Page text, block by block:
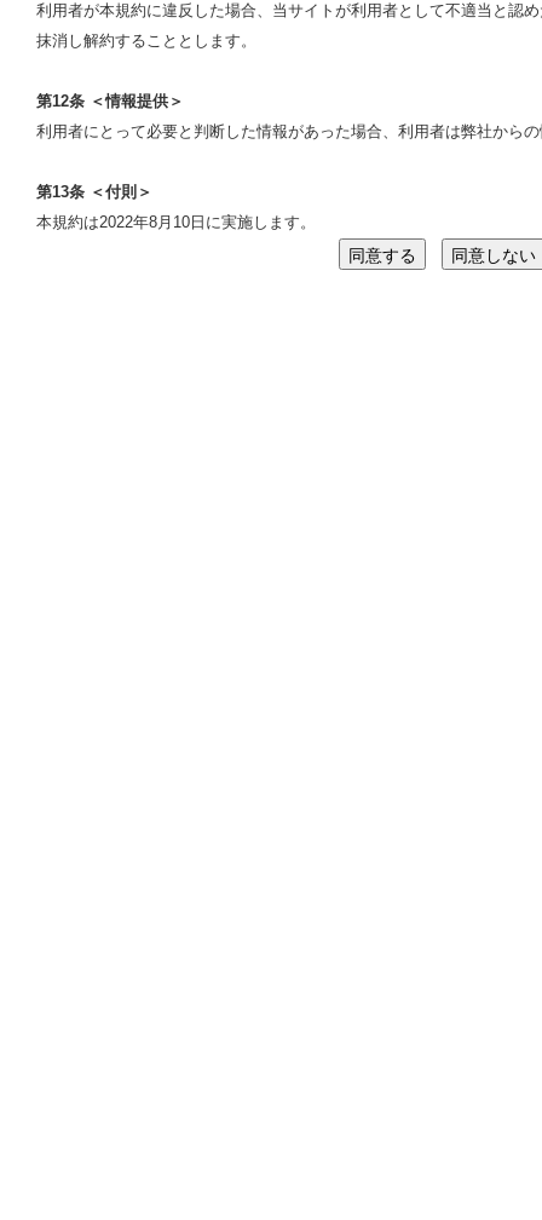
利用者が本規約に違反した場合、当サイトが利用者として不適当と認
抹消し解約することとします。
第12条 ＜情報提供＞
利用者にとって必要と判断した情報があった場合、利用者は弊社から
第13条 ＜付則＞
本規約は2022年8月10日に実施します。
同意する 同意しない